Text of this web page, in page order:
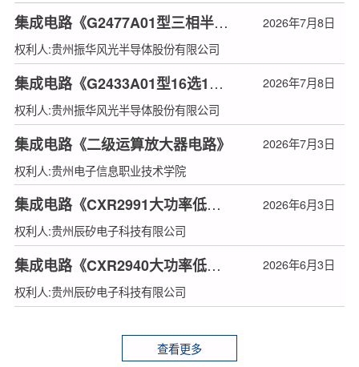
集成电路《G2477A01型三相半桥驱动器》
2026年7月8日
权利人:贵州振华风光半导体股份有限公司
集成电路《G2433A01型16选1多路复用器》
2026年7月8日
权利人:贵州振华风光半导体股份有限公司
集成电路《二级运算放大器电路》
2026年7月3日
权利人:贵州电子信息职业技术学院
集成电路《CXR2991大功率低压差线性稳压器》
2026年6月3日
权利人:贵州辰矽电子科技有限公司
集成电路《CXR2940大功率低压差线性稳压器》
2026年6月3日
权利人:贵州辰矽电子科技有限公司
查看更多